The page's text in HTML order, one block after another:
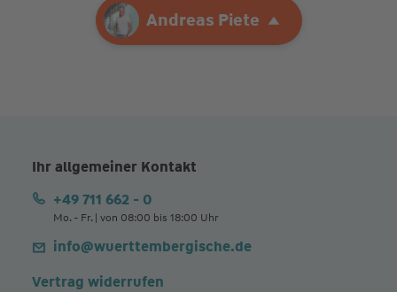
Ihre AgenturAndreas Piete
Andreas Piete
Ihr allgemeiner Kontakt
+49 711 662 - 0
Mo. - Fr. | von 08:00 bis 18:00 Uhr
info@wuerttembergische.de
Vertrag widerrufen